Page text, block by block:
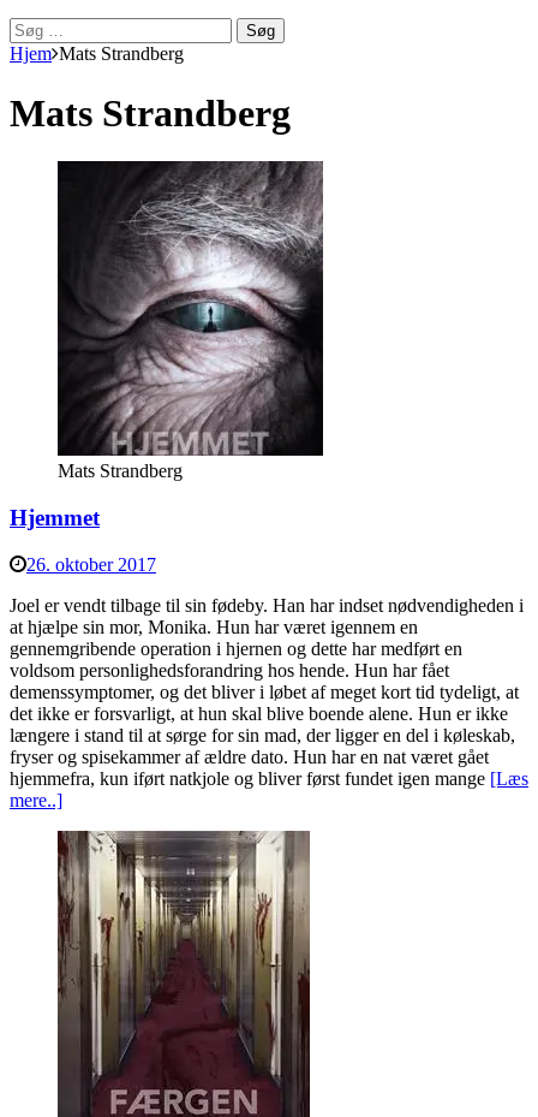
Søg
efter:
Hjem Mats Strandberg
Mats Strandberg
Mats Strandberg
Hjemmet
26. oktober 2017
Joel er vendt tilbage til sin fødeby. Han har indset nødvendigheden i
at hjælpe sin mor, Monika. Hun har været igennem en
gennemgribende operation i hjernen og dette har medført en
voldsom personlighedsforandring hos hende. Hun har fået
demenssymptomer, og det bliver i løbet af meget kort tid tydeligt, at
det ikke er forsvarligt, at hun skal blive boende alene. Hun er ikke
længere i stand til at sørge for sin mad, der ligger en del i køleskab,
fryser og spisekammer af ældre dato. Hun har en nat været gået
hjemmefra, kun iført natkjole og bliver først fundet igen mange [Læs
mere..]